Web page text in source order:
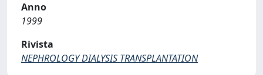
Anno
1999
Rivista
NEPHROLOGY DIALYSIS TRANSPLANTATION